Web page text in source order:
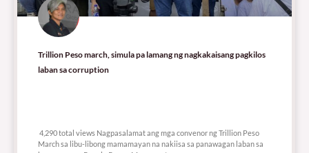
Trillion Peso march, simula pa lamang ng nagkakaisang pagkilos
laban sa corruption
4,290 total views Nagpasalamat ang mga convenor ng Trillion Peso
March sa libu-libong mamamayan na nakiisa sa panawagan laban sa